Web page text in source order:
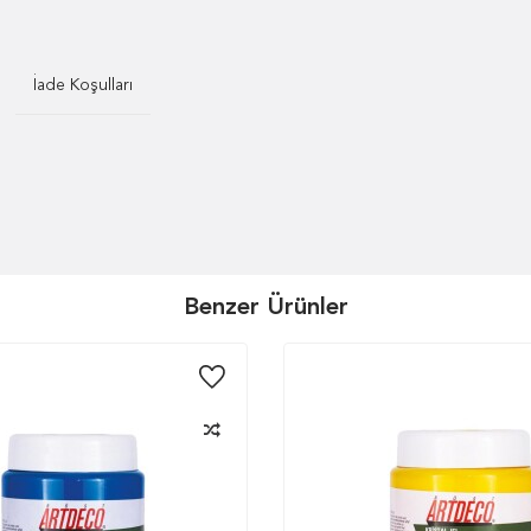
İade Koşulları
Benzer Ürünler